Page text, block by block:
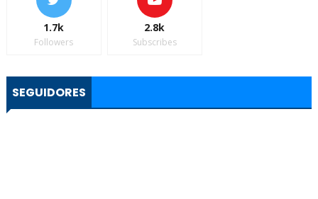
1.7k
Followers
2.8k
Subscribes
SEGUIDORES